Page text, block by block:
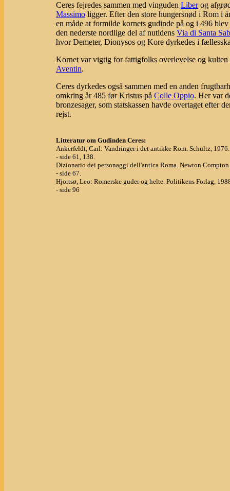
Ceres fejredes sammen med vinguden Liberog
Massimo ligger. Efter den store hungersnød i Rom i
en måde at formilde kornets gudinde på og i 496
den nederste nordlige del af nutidens Via di Santa
hvor Demeter, Dionysos og Kore dyrkedes i
Kornet var vigtig for fattigfolks overlevelse og kulten
Aventin.
Ceres dyrkedes også sammen med en anden
omkring år 485 før Kristus på Colle Oppio. Her var
bronzesager, som statskassen havde overtaget efter
rejst.
Litteratur om Gudinden Ceres:
Ankerfeldt, Carl: Vandringer i det antikke Rom. Schultz, 1976.
- side 61, 138.
Dizionario dei personaggi dell'antica Roma. Newton
- side 67.
Hjortsø, Leo: Romerske guder og helte. Politikens Forlag,
- side 96